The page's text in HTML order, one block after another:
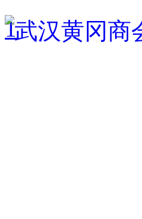
1